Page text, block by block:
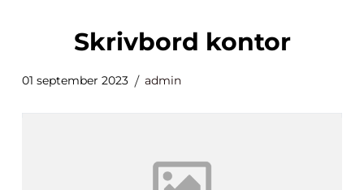
skrivbord kontor
01 september 2023 admin